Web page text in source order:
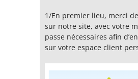
1/En premier lieu, merci
sur notre site, avec votre
passe nécessaires afin
sur votre espace client